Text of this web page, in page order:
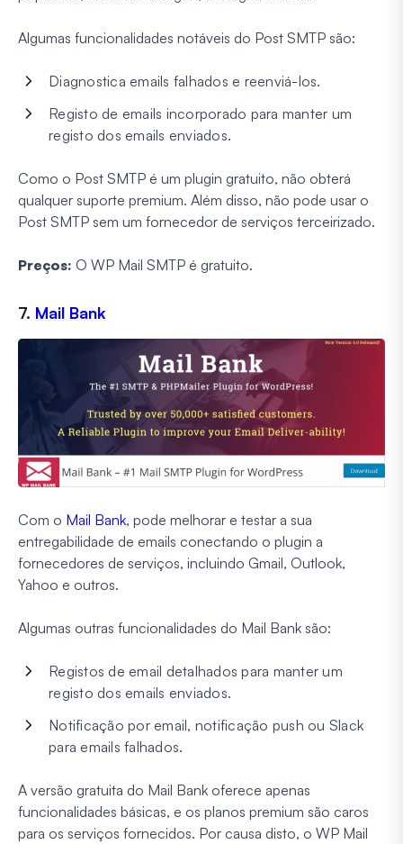
Algumas funcionalidades notáveis do Post SMTP são:
Diagnostica emails falhados e reenviá-los.
Registo de emails incorporado para manter um
registo dos emails enviados.
Como o Post SMTP é um plugin gratuito, não obterá
qualquer suporte premium. Além disso, não pode usar o
Post SMTP sem um fornecedor de serviços terceirizado.
Preços: O WP Mail SMTP é gratuito.
7. Mail Bank
Com o Mail Bank, pode melhorar e testar a sua
entregabilidade de emails conectando o plugin a
fornecedores de serviços, incluindo Gmail, Outlook,
Yahoo e outros.
Algumas outras funcionalidades do Mail Bank são:
Registos de email detalhados para manter um
registo dos emails enviados.
Notificação por email, notificação push ou Slack
para emails falhados.
A versão gratuita do Mail Bank oferece apenas
funcionalidades básicas, e os planos premium são caros
para os serviços fornecidos. Por causa disto, o WP Mail